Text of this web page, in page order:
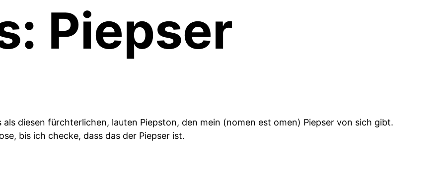
Piepser
diesen fürchterlichen, lauten Piepston, den mein (nomen est omen) Piepser von sich gibt.
bis ich checke, dass das der Piepser ist.